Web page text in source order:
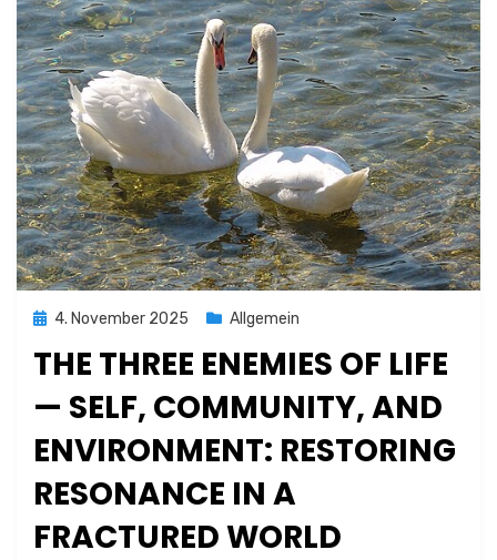
Posted
4. November 2025 Allgemein
THE THREE ENEMIES OF LIFE
— SELF, COMMUNITY, AND
ENVIRONMENT: RESTORING
RESONANCE IN A
FRACTURED WORLD